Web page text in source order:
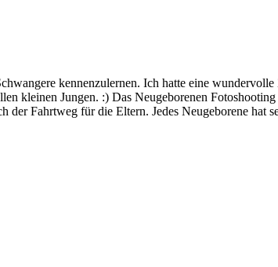
kennenzulernen. Ich hatte eine
kleinen Jungen. :) Das Neugeborenen
Fahrtweg für die Eltern. Jedes Neugeborene hat